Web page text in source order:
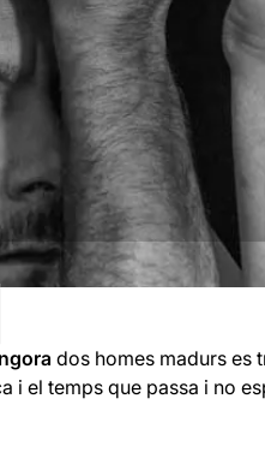
dos homes madurs es
i el temps que passa i no